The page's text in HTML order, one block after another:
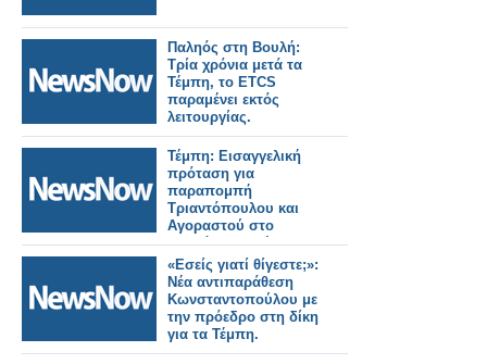
Παληός στη Βουλή:
Τρία χρόνια μετά τα
Τέμπη, το ETCS
παραμένει εκτός
λειτουργίας.
Τέμπη: Εισαγγελική
πρόταση για
παραπομπή
Τριαντόπουλου και
Αγοραστού στο
Ειδικό Δικαστήριο.
«Εσείς γιατί θίγεστε;»:
Νέα αντιπαράθεση
Κωνσταντοπούλου με
την πρόεδρο στη δίκη
για τα Τέμπη.